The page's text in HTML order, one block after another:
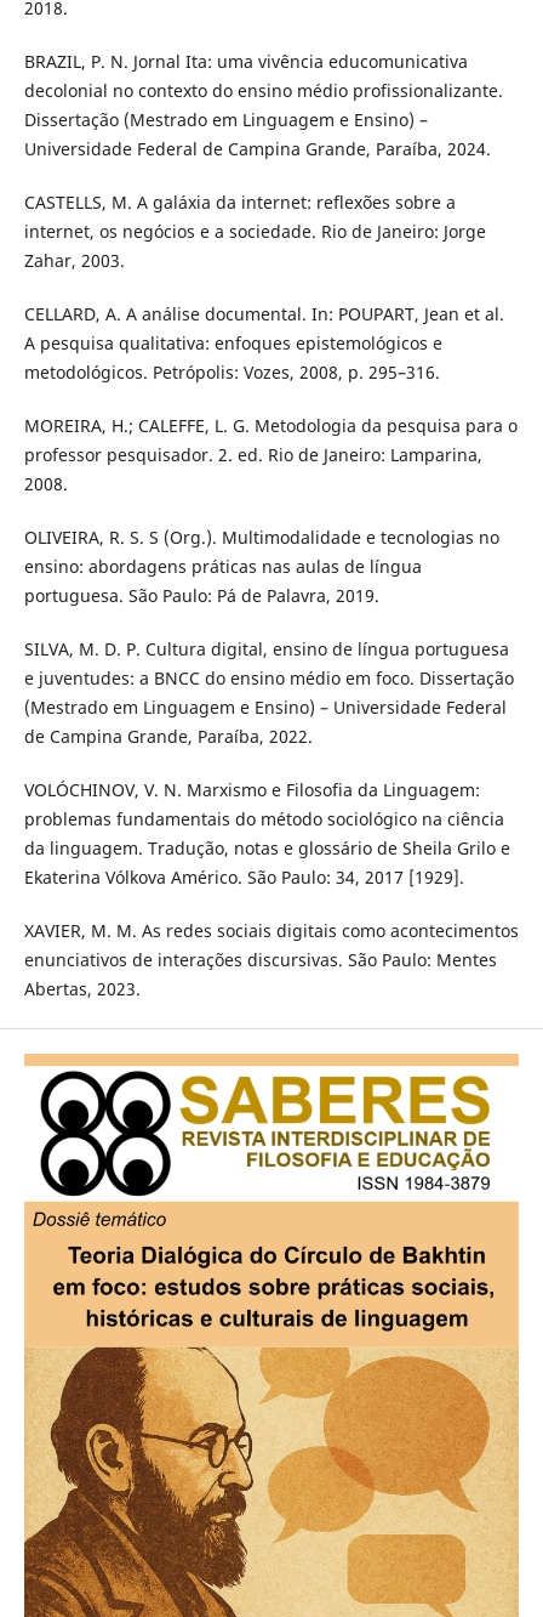
2018.
BRAZIL, P. N. Jornal Ita: uma vivência educomunicativa
decolonial no contexto do ensino médio profissionalizante.
Dissertação (Mestrado em Linguagem e Ensino) –
Universidade Federal de Campina Grande, Paraíba, 2024.
CASTELLS, M. A galáxia da internet: reflexões sobre a
internet, os negócios e a sociedade. Rio de Janeiro: Jorge
Zahar, 2003.
CELLARD, A. A análise documental. In: POUPART, Jean et al.
A pesquisa qualitativa: enfoques epistemológicos e
metodológicos. Petrópolis: Vozes, 2008, p. 295–316.
MOREIRA, H.; CALEFFE, L. G. Metodologia da pesquisa para o
professor pesquisador. 2. ed. Rio de Janeiro: Lamparina,
2008.
OLIVEIRA, R. S. S (Org.). Multimodalidade e tecnologias no
ensino: abordagens práticas nas aulas de língua
portuguesa. São Paulo: Pá de Palavra, 2019.
SILVA, M. D. P. Cultura digital, ensino de língua portuguesa
e juventudes: a BNCC do ensino médio em foco. Dissertação
(Mestrado em Linguagem e Ensino) – Universidade Federal
de Campina Grande, Paraíba, 2022.
VOLÓCHINOV, V. N. Marxismo e Filosofia da Linguagem:
problemas fundamentais do método sociológico na ciência
da linguagem. Tradução, notas e glossário de Sheila Grilo e
Ekaterina Vólkova Américo. São Paulo: 34, 2017 [1929].
XAVIER, M. M. As redes sociais digitais como acontecimentos
enunciativos de interações discursivas. São Paulo: Mentes
Abertas, 2023.